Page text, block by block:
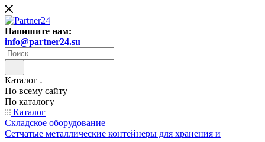
Напишите нам:
info@partner24.su
Каталог
По всему сайту
По каталогу
Каталог
Складское оборудование
Сетчатые металлические контейнеры для хранения и